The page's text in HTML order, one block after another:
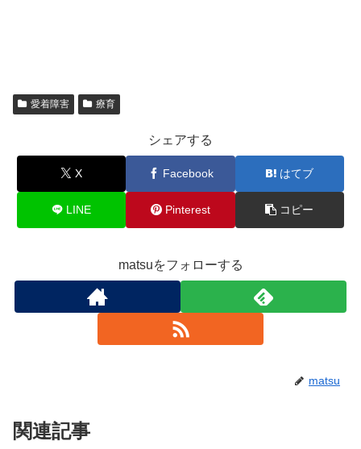
愛着障害 療育
シェアする
X Facebook はてブ
LINE Pinterest コピー
matsuをフォローする
matsu
関連記事